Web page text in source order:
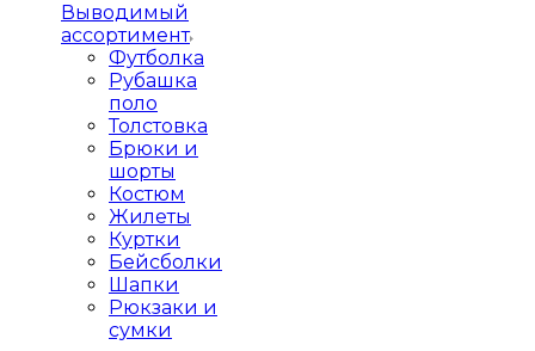
Выводимый
ассортимент
Футболка
Рубашка
поло
Толстовка
Брюки и
шорты
Костюм
Жилеты
Куртки
Бейсболки
Шапки
Рюкзаки и
сумки